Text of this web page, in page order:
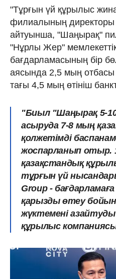
"Тұрғын үй құрылыс
филиалының
айтуынша, "Шаңырақ"
"Нұрлы Жер"
бағдарламасының бір
аясында 2,5 мың
тағы 4,5 мың өтініш
"Биыл "Шаңырақ 5-
асыруда 7-8 мың
қолжетімді
жоспарланып отыр.
қазақстандық
тұрғын үй
Group -
қарызды өтеу
жүктемені
құрылыс